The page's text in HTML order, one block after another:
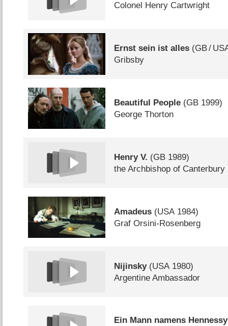
Colonel Henry Cartwright
Ernst sein ist alles (GB/
Gribsby
Beautiful People (GB 1999)
George Thorton
Henry V. (GB 1989)
the Archbishop of Canterbury
Amadeus (USA 1984)
Graf Orsini-Rosenberg
Nijinsky(USA 1980)
Argentine Ambassador
Ein Mann namens Hennessy